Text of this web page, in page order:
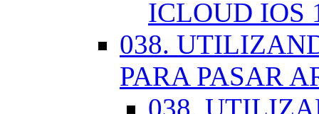
ICLOUD IOS
038.
PARA PASAR
038.